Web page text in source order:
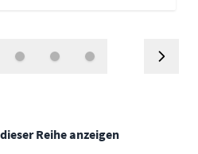
Reihe anzeigen